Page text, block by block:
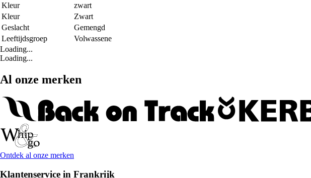
Kleur
zwart
Kleur
Zwart
Geslacht
Gemengd
Leeftijdsgroep
Volwassene
Loading...
Loading...
Al onze merken
Ontdek al onze merken
Klantenservice in Frankrijk